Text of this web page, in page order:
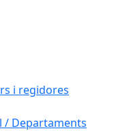
i regidores
/ Departaments